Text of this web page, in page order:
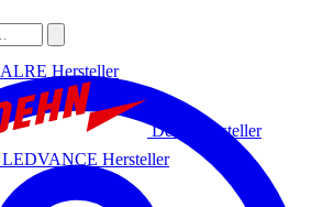
ALRE Hersteller
Dehn
Hersteller
LEDVANCE Hersteller